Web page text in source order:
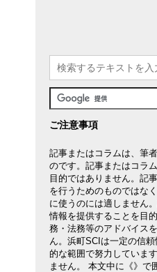
ご注意事項
記事またはコラムは、筆
のです。記事またはコラ
目的ではありません。記
を行うためのものではな
に使うのには適しません
情報を提供することを目
務・法務等のアドバイス
ん。浜町SCIは一定の信
的な範囲で努力していま
ません。 本文中に《》で